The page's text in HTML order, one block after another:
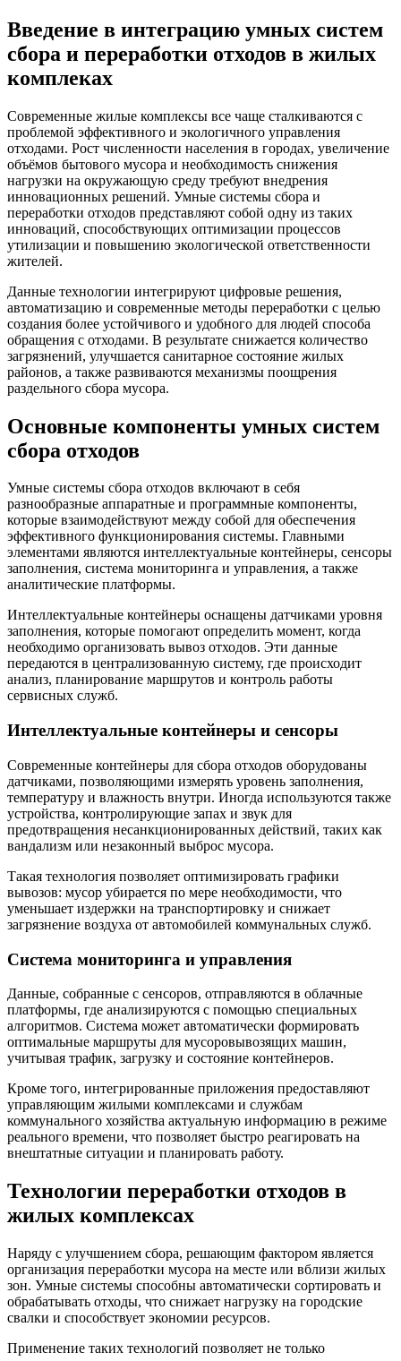
Введение в интеграцию умных систем
сбора и переработки отходов в жилых
комплеках
Современные жилые комплексы все чаще сталкиваются с
проблемой эффективного и экологичного управления
отходами. Рост численности населения в городах, увеличение
объёмов бытового мусора и необходимость снижения
нагрузки на окружающую среду требуют внедрения
инновационных решений. Умные системы сбора и
переработки отходов представляют собой одну из таких
инноваций, способствующих оптимизации процессов
утилизации и повышению экологической ответственности
жителей.
Данные технологии интегрируют цифровые решения,
автоматизацию и современные методы переработки с целью
создания более устойчивого и удобного для людей способа
обращения с отходами. В результате снижается количество
загрязнений, улучшается санитарное состояние жилых
районов, а также развиваются механизмы поощрения
раздельного сбора мусора.
Основные компоненты умных систем
сбора отходов
Умные системы сбора отходов включают в себя
разнообразные аппаратные и программные компоненты,
которые взаимодействуют между собой для обеспечения
эффективного функционирования системы. Главными
элементами являются интеллектуальные контейнеры, сенсоры
заполнения, система мониторинга и управления, а также
аналитические платформы.
Интеллектуальные контейнеры оснащены датчиками уровня
заполнения, которые помогают определить момент, когда
необходимо организовать вывоз отходов. Эти данные
передаются в централизованную систему, где происходит
анализ, планирование маршрутов и контроль работы
сервисных служб.
Интеллектуальные контейнеры и сенсоры
Современные контейнеры для сбора отходов оборудованы
датчиками, позволяющими измерять уровень заполнения,
температуру и влажность внутри. Иногда используются также
устройства, контролирующие запах и звук для
предотвращения несанкционированных действий, таких как
вандализм или незаконный выброс мусора.
Такая технология позволяет оптимизировать графики
вывозов: мусор убирается по мере необходимости, что
уменьшает издержки на транспортировку и снижает
загрязнение воздуха от автомобилей коммунальных служб.
Система мониторинга и управления
Данные, собранные с сенсоров, отправляются в облачные
платформы, где анализируются с помощью специальных
алгоритмов. Система может автоматически формировать
оптимальные маршруты для мусоровывозящих машин,
учитывая трафик, загрузку и состояние контейнеров.
Кроме того, интегрированные приложения предоставляют
управляющим жилыми комплексами и службам
коммунального хозяйства актуальную информацию в режиме
реального времени, что позволяет быстро реагировать на
внештатные ситуации и планировать работу.
Технологии переработки отходов в
жилых комплексах
Наряду с улучшением сбора, решающим фактором является
организация переработки мусора на месте или вблизи жилых
зон. Умные системы способны автоматически сортировать и
обрабатывать отходы, что снижает нагрузку на городские
свалки и способствует экономии ресурсов.
Применение таких технологий позволяет не только